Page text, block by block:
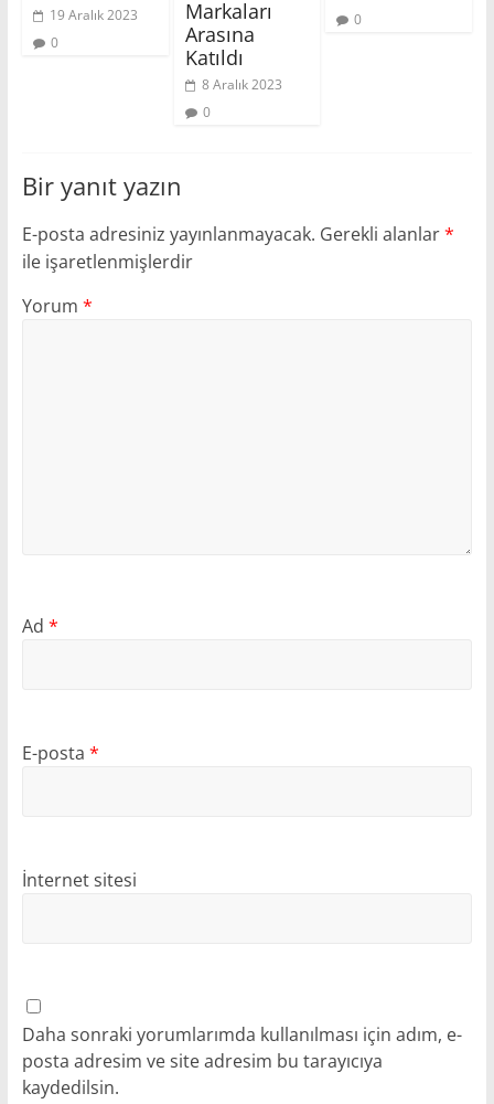
19 Aralık 2023
0
Markaları
Arasına
Katıldı
8 Aralık 2023
0
0
Bir yanıt yazın
E-posta adresiniz yayınlanmayacak. Gerekli alanlar*
ile işaretlenmişlerdir
Yorum *
Ad *
E-posta *
İnternet sitesi
Daha sonraki yorumlarımda kullanılması için adım, e-
posta adresim ve site adresim bu tarayıcıya
kaydedilsin.